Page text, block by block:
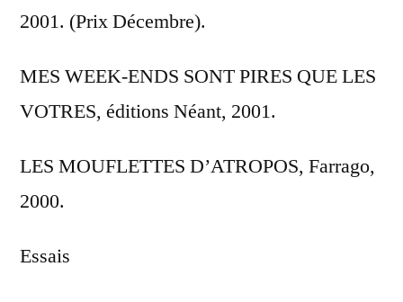
2001. (Prix Décembre).
MES WEEK-ENDS SONT PIRES QUE LES
VOTRES, éditions Néant, 2001.
LES MOUFLETTES D’ATROPOS, Farrago,
2000.
Essais